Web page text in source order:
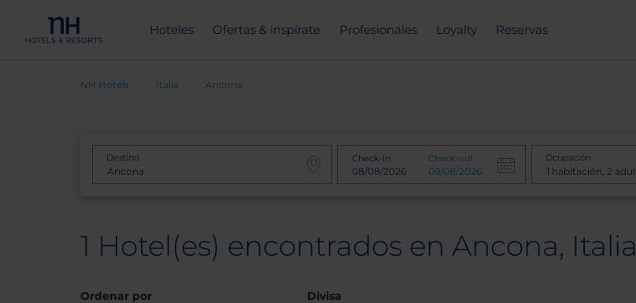
Hoteles Ofertas & inspírate Profesionales Loyalty Reservas
NH Hotels Italia Ancona
Destino Check-in Check-out Ocupación
1 Hotel(es) encontrados en Ancona, Italia
Ordenar por Divisa